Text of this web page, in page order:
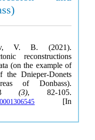
V. B. (2021).
reconstructions
(on the example of
the Dnieper-Donets
of Donbass).
(3), 82-105.
[In